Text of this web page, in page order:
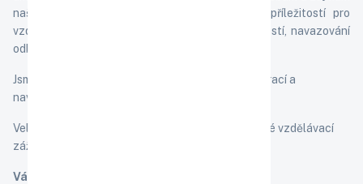
našich klientů. Naše konference nejsou jen příležitostí pro
vzdělávání, ale i platformou pro výměnu zkušeností, navazování
odborných kontaktů a hledání nových řešení.
Jsme průvodcem na vaší cestě za vzděláním, inspirací a
navazováním důležitých kontaktů.
Velmi si vážíme vaší důvěry a těšíme se na společné vzdělávací
zážitky.
Váš spolehlivý tým EVKC